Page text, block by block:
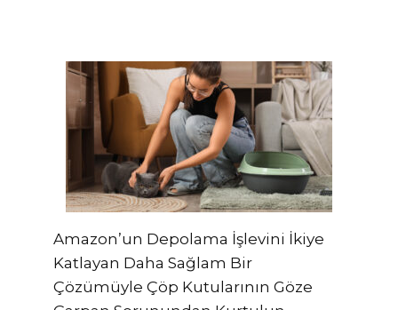
Amazon’un Depolama İşlevini İkiye
Katlayan Daha Sağlam Bir
Çözümüyle Çöp Kutularının Göze